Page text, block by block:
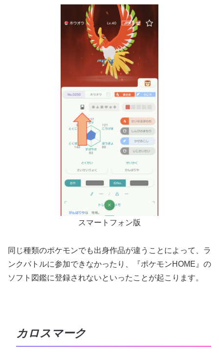
スマートフォン版
同じ種類のポケモンでも出身作品が違うことによって、ラ
ンクバトルに参加できなかったり、『ポケモンHOME』の
ソフト図鑑に登録されないといったことが起こります。
カロスマーク